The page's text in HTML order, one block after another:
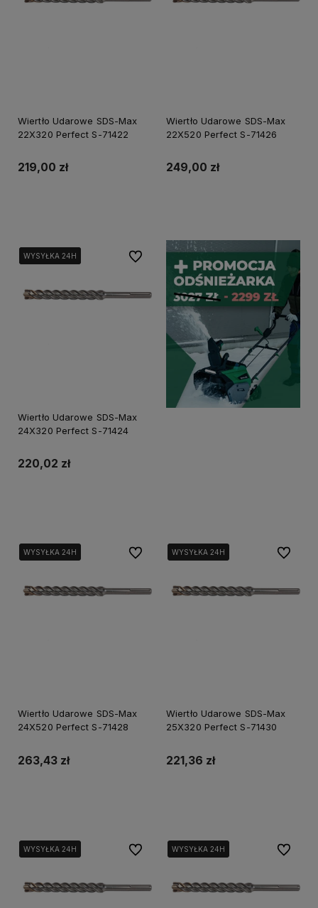
Wiertło Udarowe SDS-Max
22X320 Perfect S-71422
219,00 zł
Wiertło Udarowe SDS-Max
22X520 Perfect S-71426
249,00 zł
WYSYŁKA 24H
WYSYŁKA 24H
WYSYŁKA 24H
Wiertło Udarowe SDS-Max
24X320 Perfect S-71424
220,02 zł
Do ulubionych
WYSYŁKA 24H
WYSYŁKA 24H
Wiertło Udarowe SDS-Max
24X520 Perfect S-71428
263,43 zł
Do ulubionychWYSYŁKA 24H
WYSYŁKA 24H
Wiertło Udarowe SDS-Max
25X320 Perfect S-71430
221,36 zł
Do
WYSYŁKA 24H
WYSYŁKA 24H Do ulubionychWYSYŁKA 24H
WYSYŁKA 24H Do